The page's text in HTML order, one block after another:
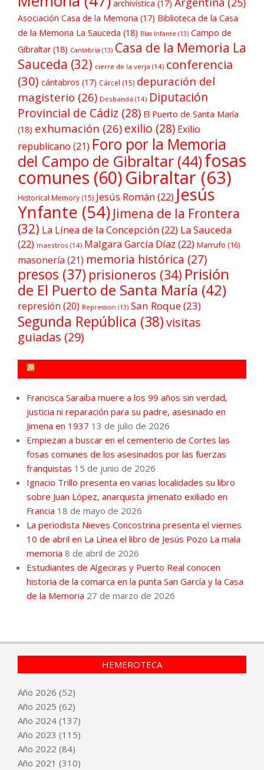
archivística (17)
Asociación Casa de la Memoria (17) Biblioteca de la Casa
de la Memoria La Sauceda (18) Blas Infante (13) Campo de
Gibraltar(18) Cantabria (13) Casa de la Memoria La
Sauceda (32) cierre de la verja (14) conferencia
(30) cántabros (17) Cárcel (15) depuración del
magisterio (26) Desbandá (14) Diputación
Provincial de Cádiz (28) El Puerto de Santa María
(18) exhumación (26) exilio (28) Exilio
republicano (21) Foro por la Memoria
del Campo de Gibraltar (44)fosas
comunes (60)Gibraltar(63)
Historical Memory (15) Jesús Román(22) Jesús
Ynfante (54) Jimena de la Frontera
(32) La Línea de la Concepción(22) La Sauceda
(22) maestros (14) Malgara García Díaz (22) Marrufo (16)
masonería (21) memoria histórica (27)
presos (37) prisioneros (34) Prisión
de El Puerto de Santa María (42)
represión (20) Repression (13) San Roque(23)
Segunda República (38)visitas
guiadas (29)
Francisca Saraiba muere a los 99 años sin verdad,
justicia ni reparación para su padre, asesinado en
Jimena en 1937 13 de julio de 2026
Empiezan a buscar en el cementerio de Cortes las
fosas comunes de los asesinados por las fuerzas
franquistas 15 de junio de 2026
Ignacio Trillo presenta en varias localidades su libro
sobre Juan López, anarquista jimenato exiliado en
Francia 18 de mayo de 2026
La periodista Nieves Concostrina presenta el viernes
10 de abril en La Línea el libro de Jesús Pozo La mala
memoria 8 de abril de 2026
Estudiantes de Algeciras y Puerto Real conocen
historia de la comarca en la punta San García y la Casa
de la Memoria 27 de marzo de 2026
HEMEROTECA
Año 2026 (52)
Año 2025 (62)
Año 2024 (137)
Año 2023 (115)
Año 2022 (84)
Año 2021 (310)